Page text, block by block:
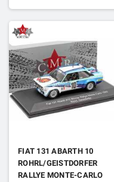
FIAT 131 ABARTH 10
ROHRL/GEISTDORFER
RALLYE MONTE-CARLO